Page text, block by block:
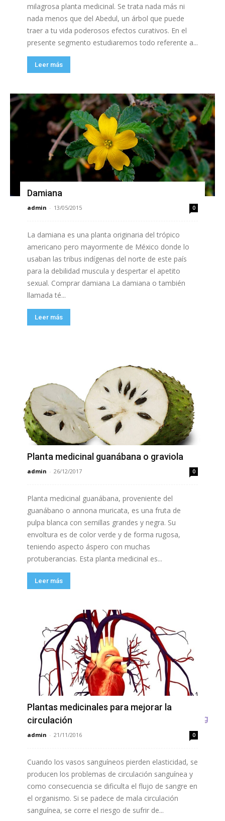
milagrosa planta medicinal. Se trata nada más ni
nada menos que del Abedul, un árbol que puede
traer a tu vida poderosos efectos curativos. En el
presente segmento estudiaremos todo referente a...
Leer más
Damiana
admin - 13/05/2015 0
La damiana es una planta originaria del trópico
americano pero mayormente de México donde lo
usaban las tribus indígenas del norte de este país
para la debilidad muscula y despertar el apetito
sexual. Comprar damiana La damiana o también
llamada té...
Leer más
Planta medicinal guanábana o graviola
admin - 26/12/2017 0
Planta medicinal guanábana, proveniente del
guanábano o annona muricata, es una fruta de
pulpa blanca con semillas grandes y negra. Su
envoltura es de color verde y de forma rugosa,
teniendo aspecto áspero con muchas
protuberancias. Esta planta medicinal es...
Leer más
Plantas medicinales para mejorar la
circulación
admin - 21/11/2016 0
Cuando los vasos sanguíneos pierden elasticidad, se
producen los problemas de circulación sanguínea y
como consecuencia se dificulta el flujo de sangre en
el organismo. Si se padece de mala circulación
sanguínea, se corre el riesgo de sufrir de...